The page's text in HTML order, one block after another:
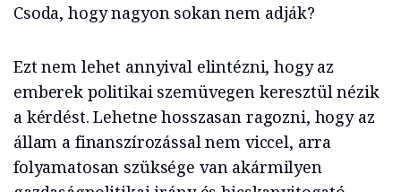
Csoda, hogy nagyon sokan nem adják?
Ezt nem lehet annyival elintézni, hogy az
emberek politikai szemüvegen keresztül nézik
a kérdést. Lehetne hosszasan ragozni, hogy az
állam a finanszírozással nem viccel, arra
folyamatosan szüksége van akármilyen